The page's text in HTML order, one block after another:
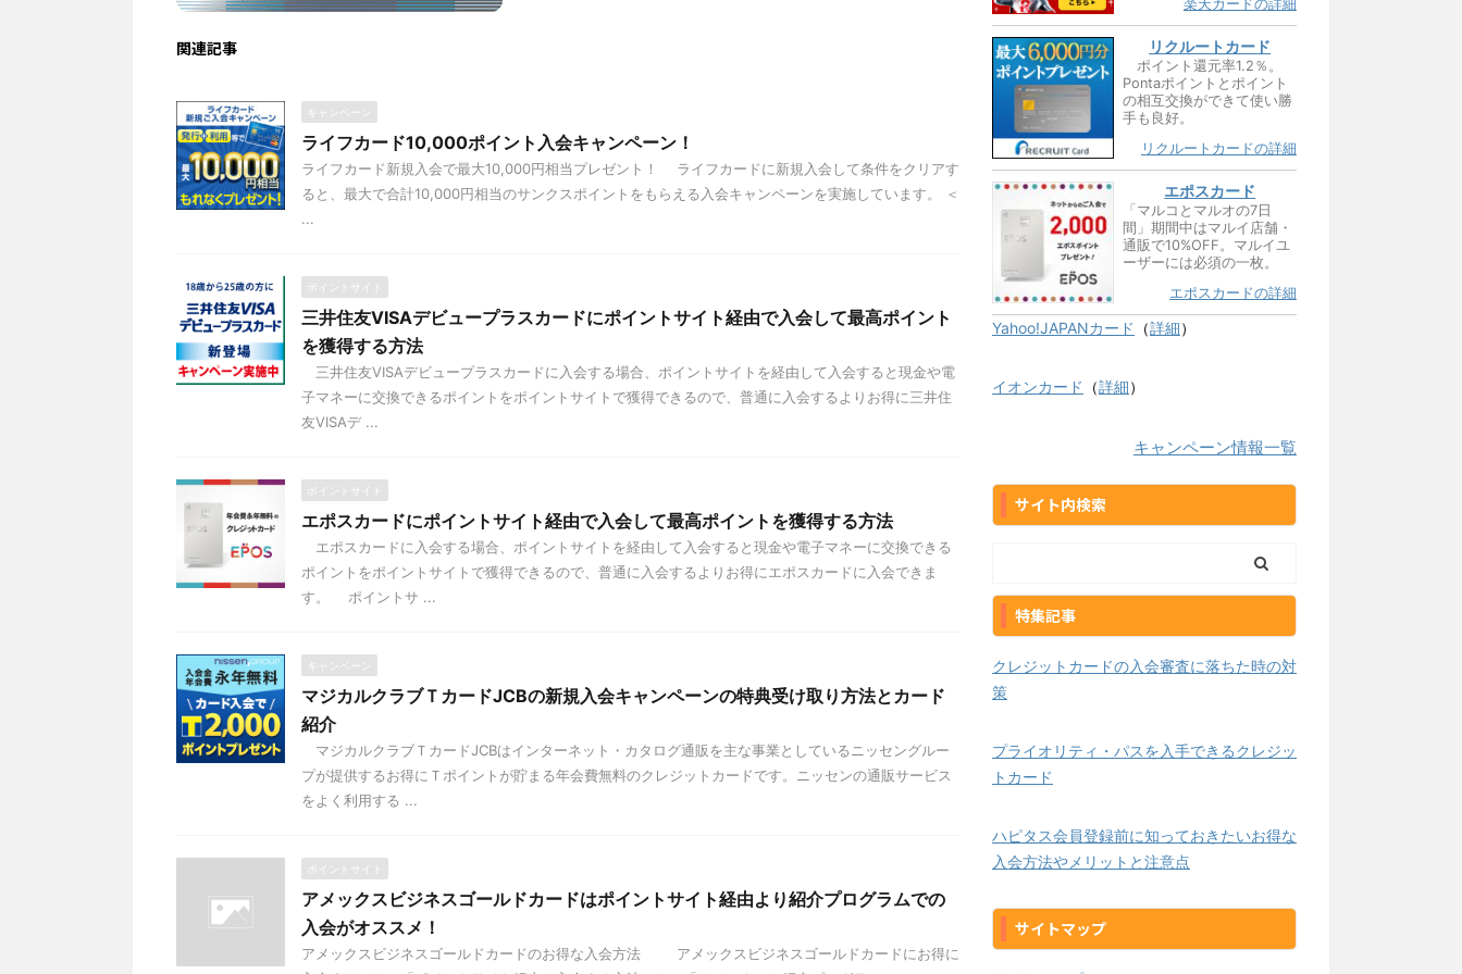
関連記事
キャンペーン
ライフカード10,000ポイント入会キャンペーン！
ライフカード新規入会で最大10,000円相当プレゼント！ ライフカードに新規入会して条件をクリアす
ると、最大で合計10,000円相当のサンクスポイントをもらえる入会キャンペーンを実施しています。 ＜
...
ポイントサイト
三井住友VISAデビュープラスカードにポイントサイト経由で入会して最高ポイント
を獲得する方法
三井住友VISAデビュープラスカードに入会する場合、ポイントサイトを経由して入会すると現金や電
子マネーに交換できるポイントをポイントサイトで獲得できるので、普通に入会するよりお得に三井住
友VISAデ ...
ポイントサイト
エポスカードにポイントサイト経由で入会して最高ポイントを獲得する方法
エポスカードに入会する場合、ポイントサイトを経由して入会すると現金や電子マネーに交換できる
ポイントをポイントサイトで獲得できるので、普通に入会するよりお得にエポスカードに入会できま
す。 ポイントサ ...
キャンペーン
マジカルクラブＴカードJCBの新規入会キャンペーンの特典受け取り方法とカード
紹介
マジカルクラブＴカードJCBはインターネット・カタログ通販を主な事業としているニッセングルー
プが提供するお得にＴポイントが貯まる年会費無料のクレジットカードです。ニッセンの通販サービス
をよく利用する ...
ポイントサイト
アメックスビジネスゴールドカードはポイントサイト経由より紹介プログラムでの
入会がオススメ！
アメックスビジネスゴールドカードのお得な入会方法 アメックスビジネスゴールドカードにお得に
楽天カードの詳細
リクルートカード
ポイント還元率1.2％。
Pontaポイントとポイント
の相互交換ができて使い勝
手も良好。
リクルートカードの詳細
エポスカード
「マルコとマルオの7日
間」期間中はマルイ店舗・
通販で10%OFF。マルイユ
ーザーには必須の一枚。
エポスカードの詳細
Yahoo!JAPANカード （詳細）
イオンカード （詳細）
キャンペーン情報一覧
サイト内検索
特集記事
クレジットカードの入会審査に落ちた時の対
策
プライオリティ・パスを入手できるクレジッ
トカード
ハピタス会員登録前に知っておきたいお得な
入会方法やメリットと注意点
サイトマップ